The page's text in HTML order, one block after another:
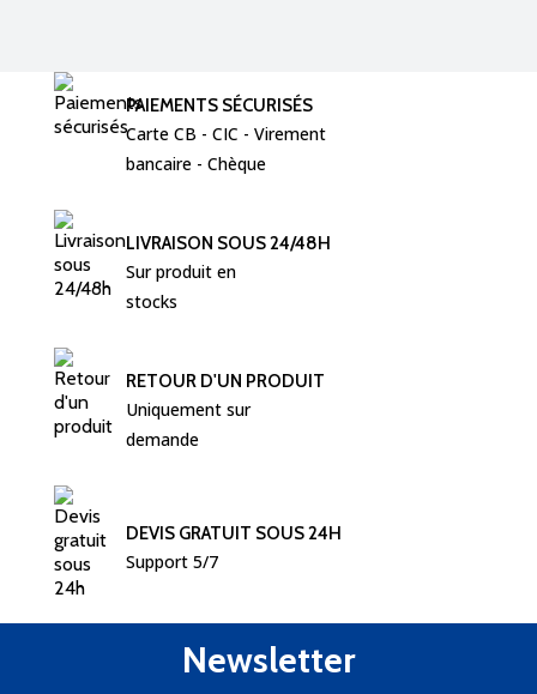
PAIEMENTS SÉCURISÉS
Carte CB - CIC - Virement
bancaire - Chèque
LIVRAISON SOUS 24/48H
Sur produit en
stocks
RETOUR D'UN PRODUIT
Uniquement sur
demande
DEVIS GRATUIT SOUS 24H
Support 5/7
Newsletter